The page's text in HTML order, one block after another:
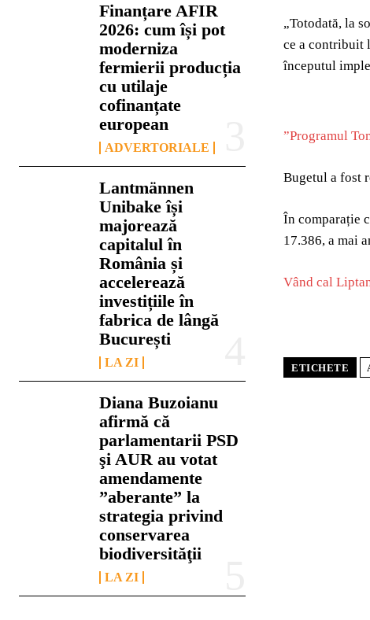
Finanțare AFIR
2026: cum își pot
moderniza
fermierii producția
cu utilaje
cofinanțate
european
ADVERTORIALE
Lantmännen
Unibake își
majorează
capitalul în
România și
accelerează
investițiile în
fabrica de lângă
București
LA ZI
Diana Buzoianu
afirmă că
parlamentarii PSD
şi AUR au votat
amendamente
”aberante” la
strategia privind
conservarea
biodiversităţii
LA ZI
„Totodată, la
ce a contribuit
începutul
”Programul
Bugetul a fost
În comparație
17.386, a mai
Vând cal
ETICHETE